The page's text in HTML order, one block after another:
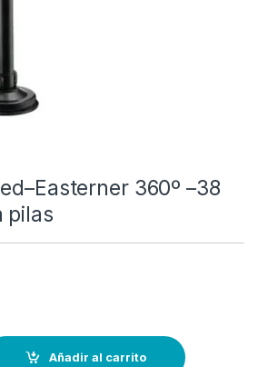
360º –38
pilas
360º --38 cm-ventosa--a pilas
Añadir al carrito